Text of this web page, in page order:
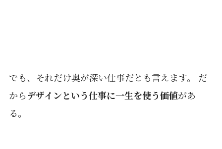
でも、それだけ奥が深い仕事だとも言えます。 だ
からデザインという仕事に一生を使う価値があ
る。